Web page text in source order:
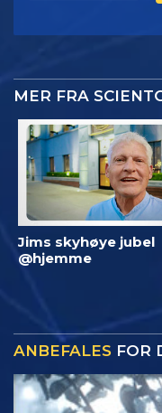
MER FRA
Jims skyhøye jubel
@hjemme
ANBEFALES FOR